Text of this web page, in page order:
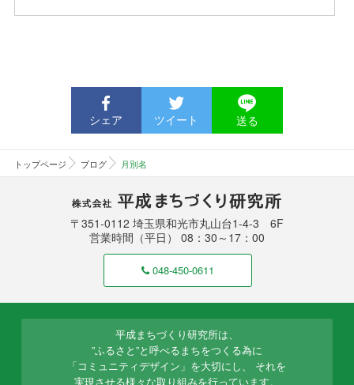
シェア ツイート 送る
トップページ ブログ 月別名
株式会社 平成まちづくり研究所
〒351-0112 埼玉県和光市丸山台1-4-3 6F
営業時間（平日） 08：30～17：00
048-450-0611
平成まちづくり研究所は、
”ふるさと”と呼べるまちをつくる為に
「コミュニティデザイン」を大切にし、 それを
実現させる様々な取り組みを行っています。